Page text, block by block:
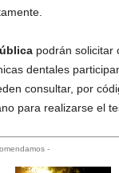
podrán solicitar
dentales
consultar, por
para realizarse el
-